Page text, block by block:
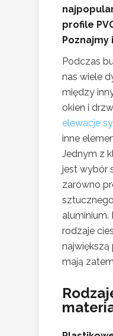
profile
Poznajmy
Podczas
nas wiele
między
okien i
elewacje
inne
Jednym z
jest wybór
zarówno
aluminium.
rodzaje
największą
mają